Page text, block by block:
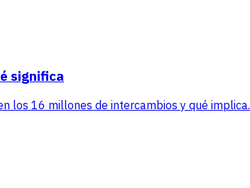
significa
los 16 millones de intercambios y qué implica.